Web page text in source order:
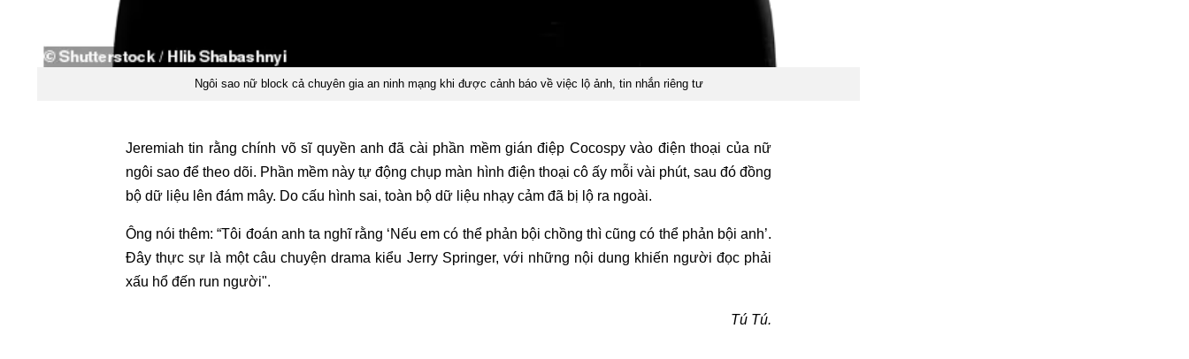
Ngôi sao nữ block cả chuyên gia an ninh mạng khi được cảnh báo về việc lộ ảnh, tin nhắn riêng tư
Jeremiah tin rằng chính võ sĩ quyền anh đã cài phần mềm gián điệp Cocospy vào điện thoại của nữ
ngôi sao để theo dõi. Phần mềm này tự động chụp màn hình điện thoại cô ấy mỗi vài phút, sau đó đồng
bộ dữ liệu lên đám mây. Do cấu hình sai, toàn bộ dữ liệu nhạy cảm đã bị lộ ra ngoài.
Ông nói thêm: “Tôi đoán anh ta nghĩ rằng ‘Nếu em có thể phản bội chồng thì cũng có thể phản bội anh’.
Đây thực sự là một câu chuyện drama kiểu Jerry Springer, với những nội dung khiến người đọc phải
xấu hổ đến run người".
Tú Tú.